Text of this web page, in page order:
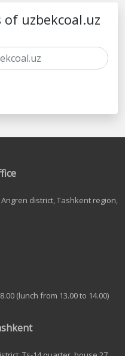
of uzbekcoal.uz
district, Tashkent region,
(lunch from 13.00 to 14.00)